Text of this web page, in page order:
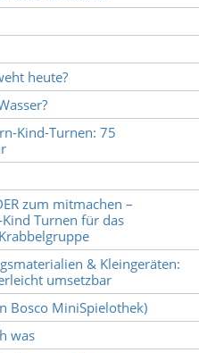
heute?
Kind-Turnen: 75
zum mitmachen –
Turnen für das
& Kleingeräten:
umsetzbar
Bosco MiniSpielothek)
was